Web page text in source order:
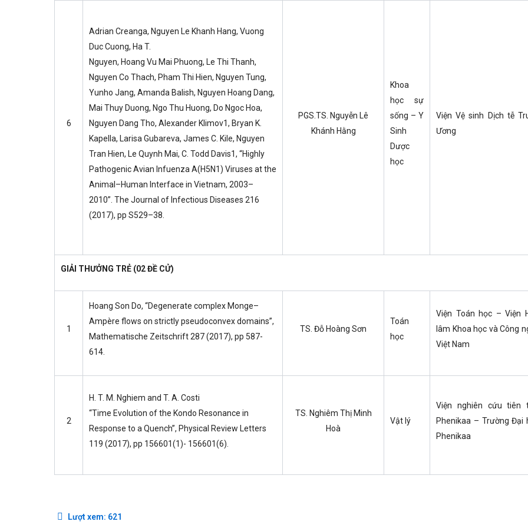
6
Adrian Creanga, Nguyen Le Khanh Hang, Vuong
Duc Cuong, Ha T.
Nguyen, Hoang Vu Mai Phuong, Le Thi Thanh,
Nguyen Co Thach, Pham Thi Hien, Nguyen Tung,
Yunho Jang, Amanda Balish, Nguyen Hoang Dang,
Mai Thuy Duong, Ngo Thu Huong, Do Ngoc Hoa,
Nguyen Dang Tho, Alexander Klimov1, Bryan K.
Kapella, Larisa Gubareva, James C. Kile, Nguyen
Tran Hien, Le Quynh Mai, C. Todd Davis1, “Highly
Pathogenic Avian Infuenza A(H5N1) Viruses at the
Animal–Human Interface in Vietnam, 2003–
2010”. The Journal of Infectious Diseases 216
(2017), pp S529–38.
PGS.TS. Nguyễn Lê
Khánh Hằng
Khoa
học sự
sống – Y
Sinh
Dược
học
Viện Vệ sinh Dịch tễ
Ương
GIẢI THƯỞNG TRẺ (02 ĐỀ CỬ)
1
Hoang Son Do, “Degenerate complex Monge–
Ampère flows on strictly pseudoconvex domains”,
Mathematische Zeitschrift 287 (2017), pp 587-
614.
TS. Đỗ Hoàng Sơn
Toán
học
Viện Toán học – Viện
lâm Khoa học và Công
Việt Nam
2
H. T. M. Nghiem and T. A. Costi
“Time Evolution of the Kondo Resonance in
Response to a Quench”, Physical Review Letters
119 (2017), pp 156601(1)- 156601(6).
TS. Nghiêm Thị Minh
Hoà
Vật lý
Viện nghiên cứu tiên
Phenikaa – Trường Đại
Phenikaa
Lượt xem: 621